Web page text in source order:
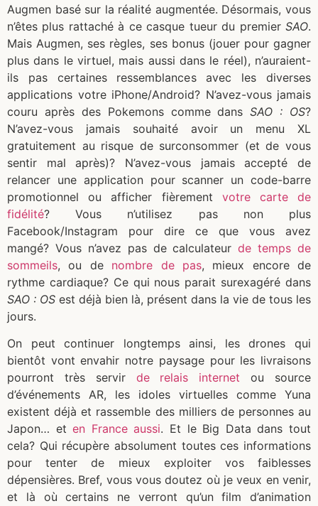
Augmen basé sur la réalité augmentée. Désormais, vous
n’êtes plus rattaché à ce casque tueur du premier SAO.
Mais Augmen, ses règles, ses bonus (jouer pour gagner
plus dans le virtuel, mais aussi dans le réel), n’auraient-
ils pas certaines ressemblances avec les diverses
applications votre iPhone/Android? N’avez-vous jamais
couru après des Pokemons comme dansSAO : OS?
N’avez-vous jamais souhaité avoir un menu XL
gratuitement au risque de surconsommer (et de vous
sentir mal après)? N’avez-vous jamais accepté de
relancer une application pour scanner un code-barre
promotionnel ou afficher fièrement votre carte de
fidélité? Vous n’utilisez pas non plus
Facebook/Instagram pour dire ce que vous avez
mangé? Vous n’avez pas de calculateurde temps de
sommeils, ou de nombre de pas, mieux encore de
rythme cardiaque? Ce qui nous parait surexagéré dans
SAO : OS est déjà bien là, présent dans la vie de tous les
jours.
On peut continuer longtemps ainsi, les drones qui
bientôt vont envahir notre paysage pour les livraisons
pourront très servir de relais internet ou source
d’événements AR, les idoles virtuelles comme Yuna
existent déjà et rassemble des milliers de personnes au
Japon… et en France aussi. Et le Big Data dans tout
cela? Qui récupère absolument toutes ces informations
pour tenter de mieux exploiter vos faiblesses
dépensières. Bref, vous vous doutez où je veux en venir,
et là où certains ne verront qu’un film d’animation